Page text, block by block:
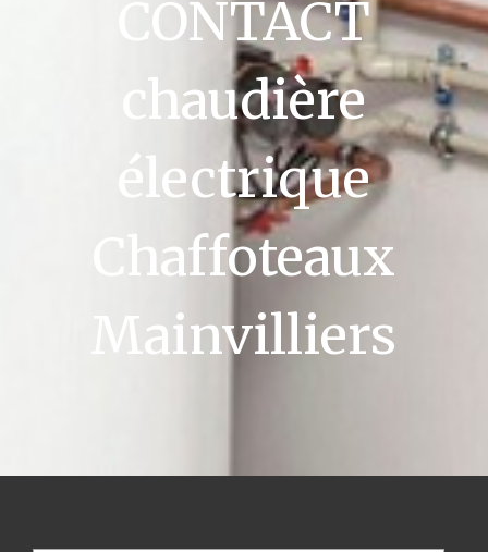
CONTACT
chaudière
électrique
Chaffoteaux
Mainvilliers